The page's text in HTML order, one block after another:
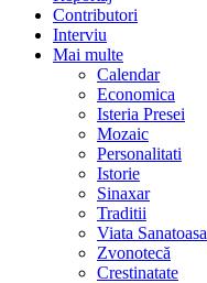
Contributori
Interviu
Mai multe
Calendar
Economica
Isteria Presei
Mozaic
Personalitati
Istorie
Sinaxar
Traditii
Viata Sanatoasa
Zvonotecă
Crestinatate